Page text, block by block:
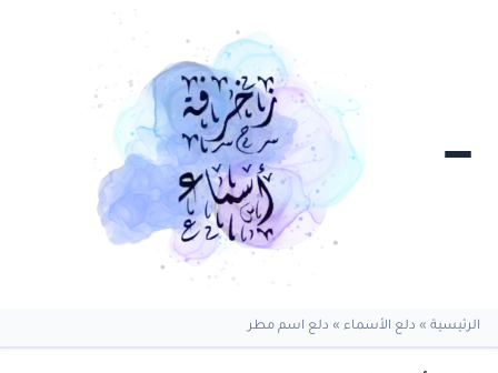
الرئيسية » دلع الأسماء » دلع اسم مطر